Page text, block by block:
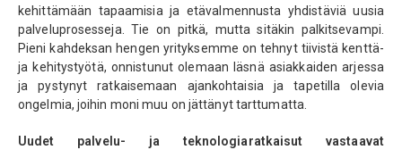
kehittämään tapaamisia ja etävalmennusta yhdistäviä uusia
palveluprosesseja. Tie on pitkä, mutta sitäkin palkitsevampi.
Pieni kahdeksan hengen yrityksemme on tehnyt tiivistä kenttä-
ja kehitystyötä, onnistunut olemaan läsnä asiakkaiden arjessa
ja pystynyt ratkaisemaan ajankohtaisia ja tapetilla olevia
ongelmia, joihin moni muu on jättänyt tarttumatta.
Uudet palvelu- ja teknologiaratkaisut vastaavat